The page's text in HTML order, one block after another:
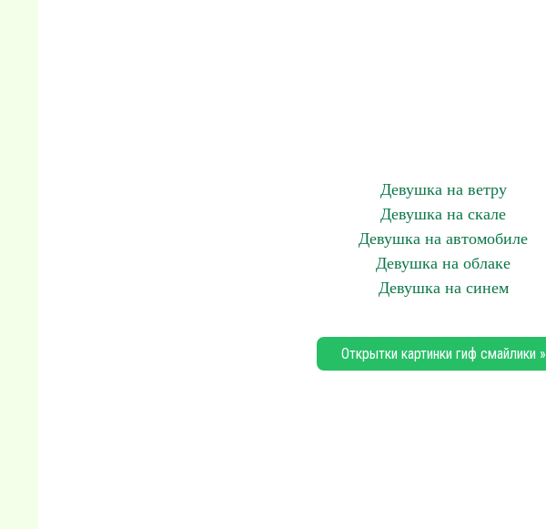
Девушка на ветру
Девушка на скале
Девушка на автомобиле
Девушка на облаке
Девушка на синем
Открытки картинки гиф смайлики »